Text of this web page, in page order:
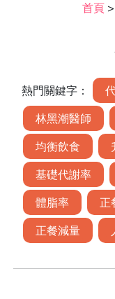
首頁 >
熱門關鍵字：
林黑潮醫師
均衡飲食
基礎代謝率
體脂率
正
正餐減量